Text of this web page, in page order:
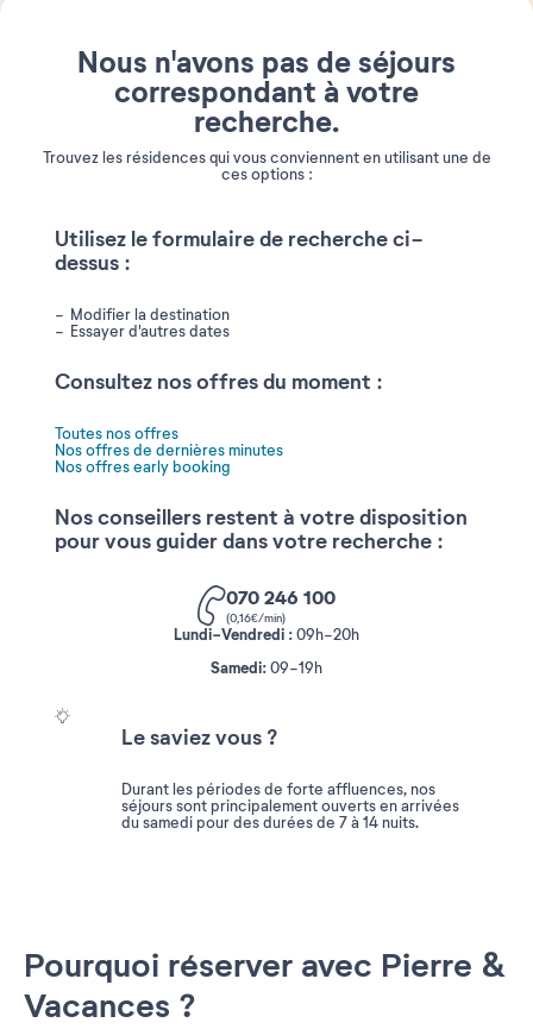
Nous n'avons pas de séjours
correspondant à votre
recherche.
Trouvez les résidences qui vous conviennent en utilisant une de
ces options :
Utilisez le formulaire de recherche ci-
dessus :
Modifier la destination
Essayer d'autres dates
Consultez nos offres du moment :
Toutes nos offres
Nos offres de dernières minutes
Nos offres early booking
Nos conseillers restent à votre disposition
pour vous guider dans votre recherche :
070 246 100
(0,16€/min)
Lundi-Vendredi :09h-20h
Samedi:09-19h
Le saviez vous ?
Durant les périodes de forte affluences, nos
séjours sont principalement ouverts en arrivées
du samedi pour des durées de 7 à 14 nuits.
Pourquoi réserver avec Pierre &
Vacances ?